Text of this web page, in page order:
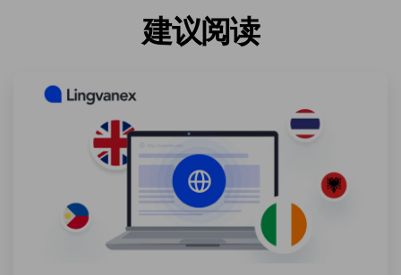
建议阅读